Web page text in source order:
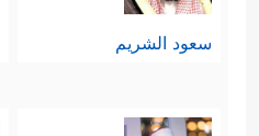
سعود الشريم